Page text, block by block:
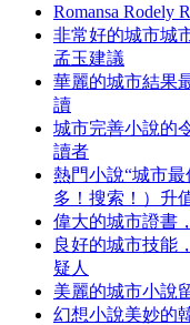
Romansa Rodely
非常好的城市城
孟玉建議
華麗的城市結果
讀
城市完善小說的
讀者
熱門小說“城市最
多！搜索！）升
偉大的城市證書
良好的城市技能
疑人
美麗的城市小說
幻想小說美妙的